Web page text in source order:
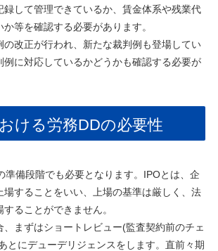
録して管理できているか、賃金体系や残業代
等を確認する必要があります。
改正が行われ、新たな裁判例も登場してい
例に対応しているかどうかも確認する必要が
ける労務DDの必要性
備段階でも必要となります。IPOとは、企
場することをいい、上場の基準は厳しく、法
ることができません。
まずはショートレビュー(監査契約前のチェ
とにデューデリジェンスをします。直前々期